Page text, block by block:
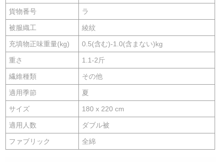
貨物番号 ラ
被服織工 綾紋
充填物正味重量(kg) 0.5(含む)-1.0(含まない)kg
重さ 1.1-2斤
繊維種類 その他
適用季節 夏
サイズ 180 x 220 cm
適用人数 ダブル被
ファブリック 全綿